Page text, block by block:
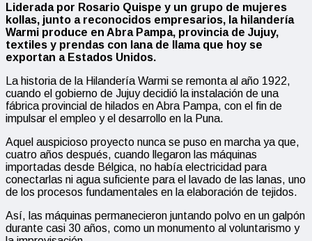
Liderada por Rosario Quispe y un grupo de mujeres
kollas, junto a reconocidos empresarios, la hilandería
Warmi produce en Abra Pampa, provincia de Jujuy,
textiles y prendas con lana de llama que hoy se
exportan a Estados Unidos.
La historia de la Hilandería Warmi se remonta al año 1922,
cuando el gobierno de Jujuy decidió la instalación de una
fábrica provincial de hilados en Abra Pampa, con el fin de
impulsar el empleo y el desarrollo en la Puna.
Aquel auspicioso proyecto nunca se puso en marcha ya que,
cuatro años después, cuando llegaron las máquinas
importadas desde Bélgica, no había electricidad para
conectarlas ni agua suficiente para el lavado de las lanas, uno
de los procesos fundamentales en la elaboración de tejidos.
Así, las máquinas permanecieron juntando polvo en un galpón
durante casi 30 años, como un monumento al voluntarismo y